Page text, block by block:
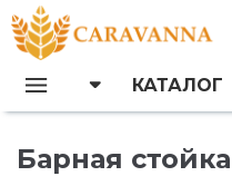
КАТАЛОГ
Барная